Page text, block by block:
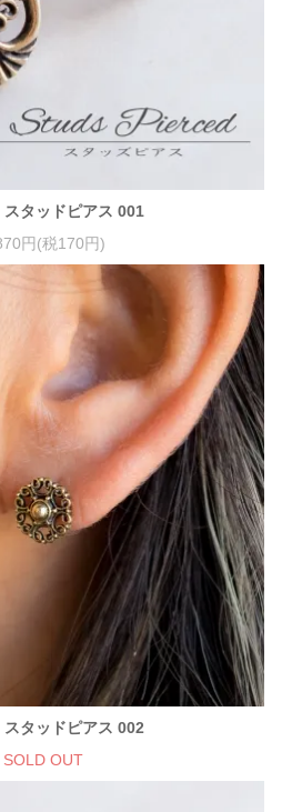
スタッドピアス 001
円(税170円)
スタッドピアス 002
SOLD OUT